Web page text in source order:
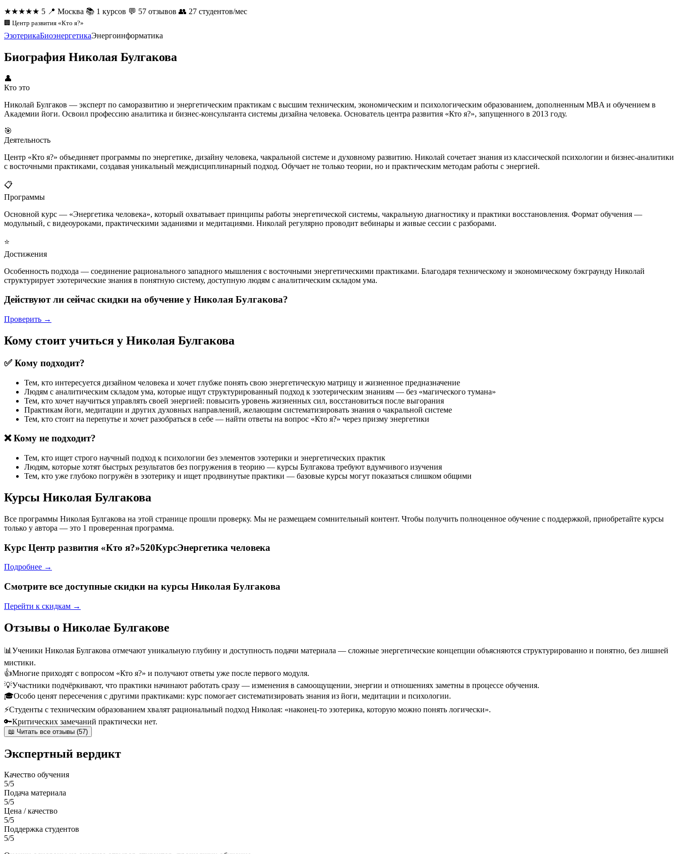
★★★★★ 5 📍 Москва 📚 1 курсов 💬 57 отзывов 👥 27 студентов/мес
🏢 Центр развития «Кто я?»
ЭзотерикаБиоэнергетикаЭнергоинформатика
Биография Николая Булгакова
👤
Кто это
Николай Булгаков — эксперт по саморазвитию и энергетическим практикам с высшим техническим, экономическим и психологическим образованием, дополненным MBA и обучением в
Академии йоги. Освоил профессию аналитика и бизнес-консультанта системы дизайна человека. Основатель центра развития «Кто я?», запущенного в 2013 году.
🎯
Деятельность
Центр «Кто я?» объединяет программы по энергетике, дизайну человека, чакральной системе и духовному развитию. Николай сочетает знания из классической психологии и бизнес-аналитики
с восточными практиками, создавая уникальный междисциплинарный подход. Обучает не только теории, но и практическим методам работы с энергией.
📋
Программы
Основной курс — «Энергетика человека», который охватывает принципы работы энергетической системы, чакральную диагностику и практики восстановления. Формат обучения —
модульный, с видеоуроками, практическими заданиями и медитациями. Николай регулярно проводит вебинары и живые сессии с разборами.
⭐
Достижения
Особенность подхода — соединение рационального западного мышления с восточными энергетическими практиками. Благодаря техническому и экономическому бэкграунду Николай
структурирует эзотерические знания в понятную систему, доступную людям с аналитическим складом ума.
Действуют ли сейчас скидки на обучение у Николая Булгакова?
Проверить →
Кому стоит учиться у Николая Булгакова
✅ Кому подходит?
Тем, кто интересуется дизайном человека и хочет глубже понять свою энергетическую матрицу и жизненное предназначение
Людям с аналитическим складом ума, которые ищут структурированный подход к эзотерическим знаниям — без «магического тумана»
Тем, кто хочет научиться управлять своей энергией: повысить уровень жизненных сил, восстановиться после выгорания
Практикам йоги, медитации и других духовных направлений, желающим систематизировать знания о чакральной системе
Тем, кто стоит на перепутье и хочет разобраться в себе — найти ответы на вопрос «Кто я?» через призму энергетики
❌ Кому не подходит?
Тем, кто ищет строго научный подход к психологии без элементов эзотерики и энергетических практик
Людям, которые хотят быстрых результатов без погружения в теорию — курсы Булгакова требуют вдумчивого изучения
Тем, кто уже глубоко погружён в эзотерику и ищет продвинутые практики — базовые курсы могут показаться слишком общими
Курсы Николая Булгакова
Все программы Николая Булгакова на этой странице прошли проверку. Мы не размещаем сомнительный контент. Чтобы получить полноценное обучение с поддержкой, приобретайте курсы
только у автора — это 1 проверенная программа.
Курс Центр развития «Кто я?»520КурсЭнергетика человека
Подробнее →
Смотрите все доступные скидки на курсы Николая Булгакова
Перейти к скидкам →
Отзывы о Николае Булгакове
📊 Ученики Николая Булгакова отмечают уникальную глубину и доступность подачи материала — сложные энергетические концепции объясняются структурированно и понятно, без лишней
мистики.
👍Многие приходят с вопросом «Кто я?» и получают ответы уже после первого модуля.
💡Участники подчёркивают, что практики начинают работать сразу — изменения в самоощущении, энергии и отношениях заметны в процессе обучения.
🎓Особо ценят пересечения с другими практиками: курс помогает систематизировать знания из йоги, медитации и психологии.
⚡Студенты с техническим образованием хвалят рациональный подход Николая: «наконец-то эзотерика, которую можно понять логически».
🔑Критических замечаний практически нет.
📖 Читать все отзывы (57)
Экспертный вердикт
Качество обучения
5/5
Подача материала
5/5
Цена / качество
5/5
Поддержка студентов
5/5